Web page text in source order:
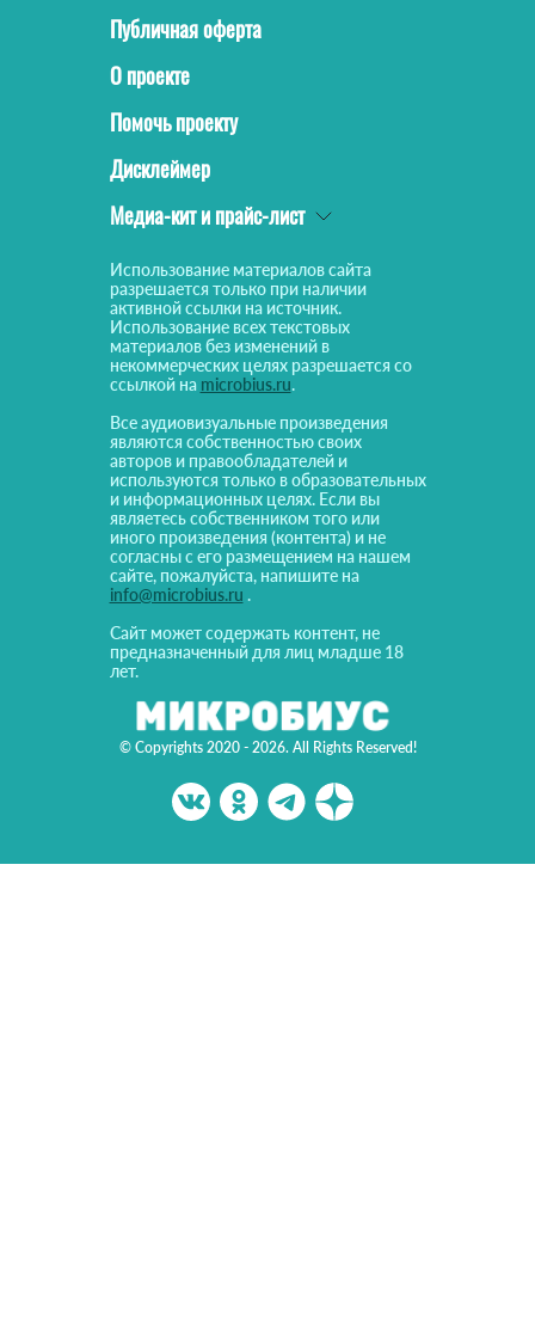
© Copyrights 2020 - 2026. All Rights Reserved!
Публичная оферта
О проекте
Помочь проекту
Дисклеймер
Медиа-кит и прайс-лист
Использование материалов сайта
разрешается только при наличии
активной ссылки на источник.
Использование всех текстовых
материалов без изменений в
некоммерческих целях разрешается со
ссылкой на microbius.ru.
Все аудиовизуальные произведения
являются собственностью своих
авторов и правообладателей и
используются только в образовательных
и информационных целях. Если вы
являетесь собственником того или
иного произведения (контента) и не
согласны с его размещением на нашем
сайте, пожалуйста, напишите на
info@microbius.ru .
Сайт может содержать контент, не
предназначенный для лиц младше 18
лет.